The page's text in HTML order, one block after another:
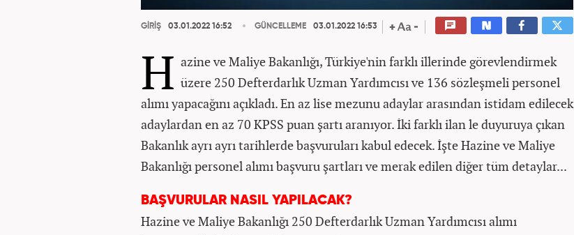
GİRİŞ 03.01.2022 16:52 GÜNCELLEME 03.01.2022 16:53
H azine ve Maliye Bakanlığı, Türkiye'nin farklı illerinde görevlendirmek
üzere 250 Defterdarlık Uzman Yardımcısı ve 136 sözleşmeli personel
alımı yapacağını açıkladı. En az lise mezunu adaylar arasından istidam edilecek
adaylardan en az 70 KPSS puan şartı aranıyor. İki farklı ilan le duyuruya çıkan
Bakanlık ayrı ayrı tarihlerde başvuruları kabul edecek. İşte Hazine ve Maliye
Bakanlığı personel alımı başvuru şartları ve merak edilen diğer tüm detaylar...
BAŞVURULAR NASIL YAPILACAK?
Hazine ve Maliye Bakanlığı 250 Defterdarlık Uzman Yardımcısı alımı